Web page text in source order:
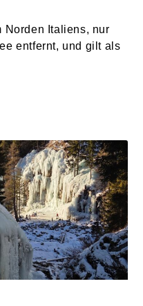
Norden Italiens, nur
entfernt, und gilt als